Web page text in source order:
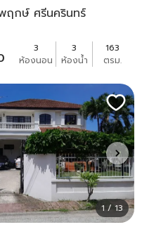
ฤกษ์ ศรีนครินทร์
3
ห้องนอน
3
ห้องน้ำ
163
ตรม.
1 / 13